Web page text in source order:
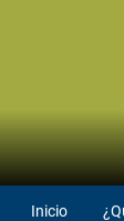
Inicio